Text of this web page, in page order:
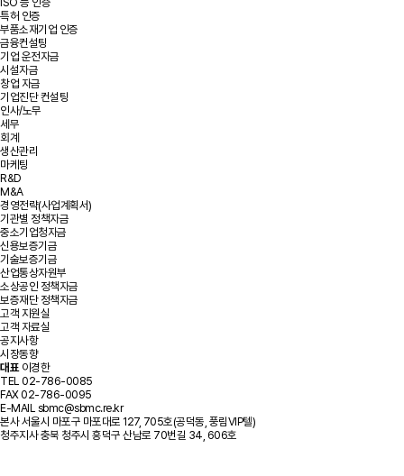
특허 인증
부품소재기업 인증
금융컨설팅
기업 운전자금
시설자금
창업 자금
기업진단 컨설팅
인사/노무
세무
회계
생산관리
마케팅
R&D
M&A
경영전략(사업계획서)
기관별 정책자금
중소기업청자금
신용보증기금
기술보증기금
산업통상자원부
소상공인 정책자금
보증재단 정책자금
고객 지원실
고객 자료실
공지사항
시장동향
대표 이경한
TEL 02-786-0085
FAX02-786-0095
E-MAIL sbmc@sbmc.re.kr
본사 서울시 마포구 마포대로 127, 705호(공덕동, 풍림VIP텔)
청주지사 충북 청주시 흥덕구 산남로 70번길 34, 606호